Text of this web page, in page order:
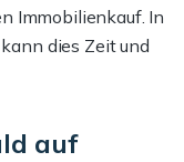
Immobilienkauf. In
dies Zeit und
auf